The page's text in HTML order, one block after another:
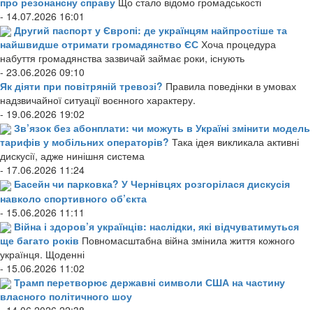
- 14.07.2026 16:01
Другий паспорт у Європі: де українцям найпростіше та
найшвидше отримати громадянство ЄС Хоча процедура
набуття громадянства зазвичай займає роки, існують
- 23.06.2026 09:10
Як діяти при повітряній тревозі? Правила поведінки в умовах
надзвичайної ситуації воєнного характеру.
- 19.06.2026 19:02
Зв’язок без абонплати: чи можуть в Україні змінити модель
тарифів у мобільних операторів? Така ідея викликала активні
дискусії, адже нинішня система
- 17.06.2026 11:24
Басейн чи парковка? У Чернівцях розгорілася дискусія
навколо спортивного об’єкта
- 15.06.2026 11:11
Війна і здоров’я українців: наслідки, які відчуватимуться
ще багато років Повномасштабна війна змінила життя кожного
українця. Щоденні
- 15.06.2026 11:02
Трамп перетворює державні символи США на частину
власного політичного шоу